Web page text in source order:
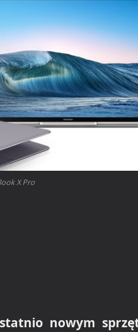
X Pro
nowym